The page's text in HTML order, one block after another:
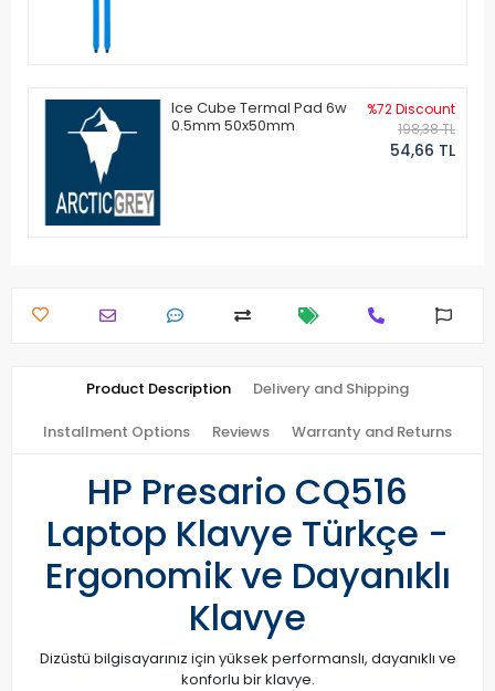
Ice Cube Termal Pad 6w
0.5mm 50x50mm
%72 Discount
198,38 TL
54,66 TL
Product Description Delivery and Shipping
Installment Options Reviews Warranty and Returns
HP Presario CQ516
Laptop Klavye Türkçe -
Ergonomik ve Dayanıklı
Klavye
Dizüstü bilgisayarınız için yüksek performanslı, dayanıklı ve
konforlu bir klavye.